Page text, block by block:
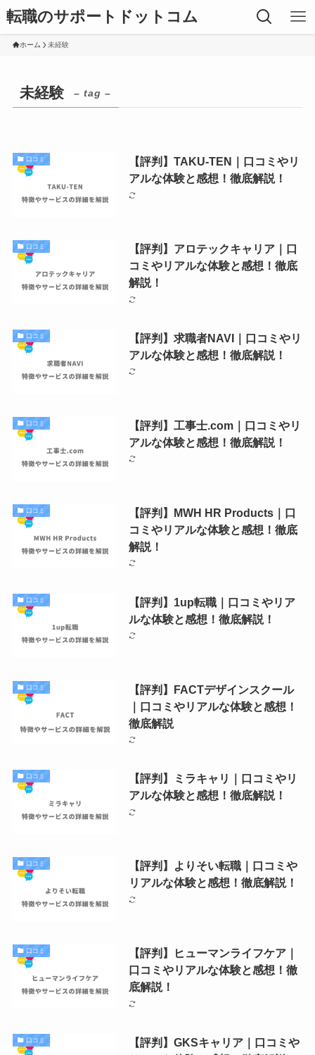
転職のサポートドットコム
ホーム 未経験
未経験 – tag –
口コミ
【評判】TAKU-TEN｜口コミやリ
アルな体験と感想！徹底解説！
口コミ
【評判】アロテックキャリア｜口
コミやリアルな体験と感想！徹底
解説！
口コミ
【評判】求職者NAVI｜口コミやリ
アルな体験と感想！徹底解説！
口コミ
【評判】工事士.com｜口コミやリ
アルな体験と感想！徹底解説！
口コミ
【評判】MWH HR Products｜口
コミやリアルな体験と感想！徹底
解説！
口コミ
【評判】1up転職｜口コミやリア
ルな体験と感想！徹底解説！
口コミ
【評判】FACTデザインスクール
｜口コミやリアルな体験と感想！
徹底解説
口コミ
【評判】ミラキャリ｜口コミやリ
アルな体験と感想！徹底解説！
口コミ
【評判】よりそい転職｜口コミや
リアルな体験と感想！徹底解説！
口コミ
【評判】ヒューマンライフケア｜
口コミやリアルな体験と感想！徹
底解説！
口コミ
【評判】GKSキャリア｜口コミや